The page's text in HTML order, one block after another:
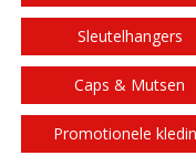
Sleutelhangers
Caps & Mutsen
Promotionele